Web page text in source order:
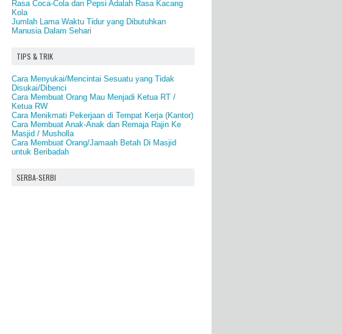
Rasa Coca-Cola dan Pepsi Adalah Rasa Kacang
Kola
Jumlah Lama Waktu Tidur yang Dibutuhkan
Manusia Dalam Sehari
TIPS & TRIK
Cara Menyukai/Mencintai Sesuatu yang Tidak
Disukai/Dibenci
Cara Membuat Orang Mau Menjadi Ketua RT /
Ketua RW
Cara Menikmati Pekerjaan di Tempat Kerja (Kantor)
Cara Membuat Anak-Anak dan Remaja Rajin Ke
Masjid / Musholla
Cara Membuat Orang/Jamaah Betah Di Masjid
untuk Beribadah
SERBA-SERBI